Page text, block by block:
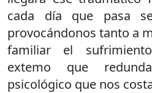
cada día que pasa
provocándonos tanto a
familiar el
extemo que
psicológico que nos